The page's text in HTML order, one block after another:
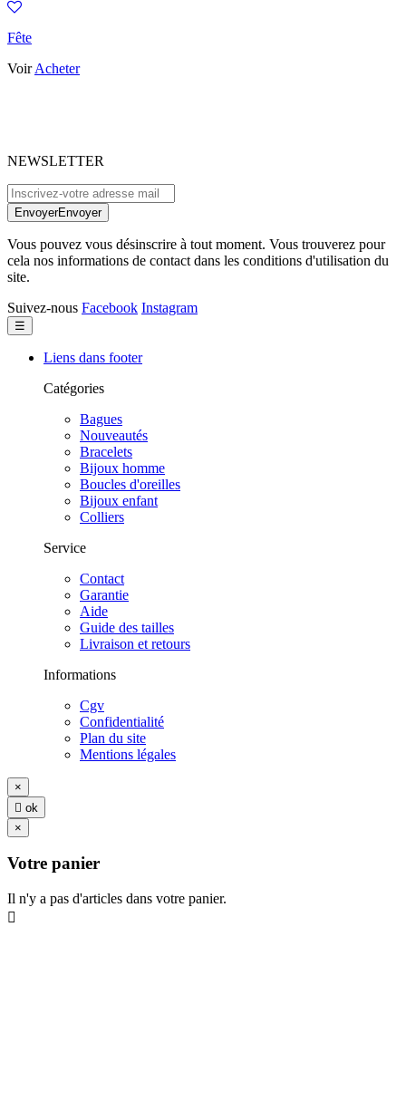
Fête
VoirAcheter
NEWSLETTER
EnvoyerEnvoyer
Vous pouvez vous désinscrire à tout moment. Vous trouverez pour
cela nos informations de contact dans les conditions d'utilisation du
site.
Suivez-nous Facebook Instagram
Basculer
la
navigation
☰
Liens dans footer
Catégories
Bagues
Nouveautés
Bracelets
Bijoux homme
Boucles d'oreilles
Bijoux enfant
Colliers
Service
Contact
Garantie
Aide
Guide des tailles
Livraison et retours
Informations
Cgv
Confidentialité
Plan du site
Mentions légales
×
 ok
×
Votre panier
Il n'y a pas d'articles dans votre panier.